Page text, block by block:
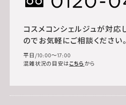
コスメコンシェルジュが対応
のでお気軽にご相談ください。
平日/10:00～17:00
混雑状況の目安はこちら から